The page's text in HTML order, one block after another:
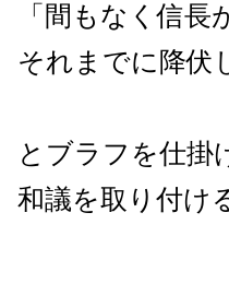
「間もなく信
それまでに降伏
とブラフを仕掛
和議を取り付け